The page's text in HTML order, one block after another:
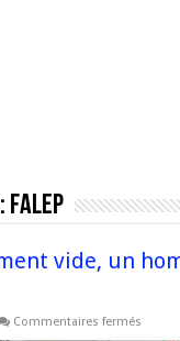
FALEP
vide, un
Commentaires ferméssur